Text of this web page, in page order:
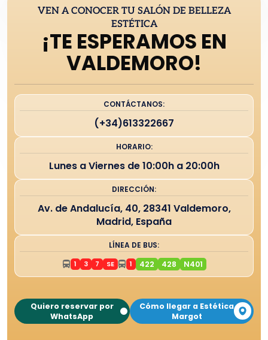
VEN A CONOCER TU SALÓN DE BELLEZA
ESTÉTICA
¡TE ESPERAMOS EN
VALDEMORO!
CONTÁCTANOS:
(+34)613322667
HORARIO:
Lunes a Viernes de 10:00h a 20:00h
DIRECCIÓN:
Av. de Andalucía, 40, 28341 Valdemoro,
Madrid, España
LÍNEA DE BUS:
1
3 7 SE 1 422 428 N401
Quiero reservar por
WhatsApp
Cómo llegar a Estética
Margot